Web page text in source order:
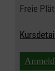
Freie